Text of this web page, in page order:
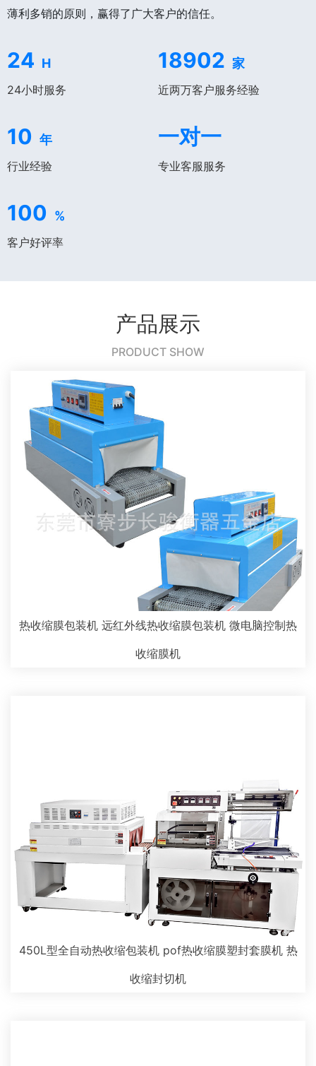
薄利多销的原则，赢得了广大客户的信任。
24 H
24小时服务
18902 家
近两万客户服务经验
10 年
行业经验
一对一
专业客服服务
100 %
客户好评率
产品展示
PRODUCT SHOW
热收缩膜包装机 远红外线热收缩膜包装机 微电脑控制热
收缩膜机
450L型全自动热收缩包装机 pof热收缩膜塑封套膜机 热
收缩封切机